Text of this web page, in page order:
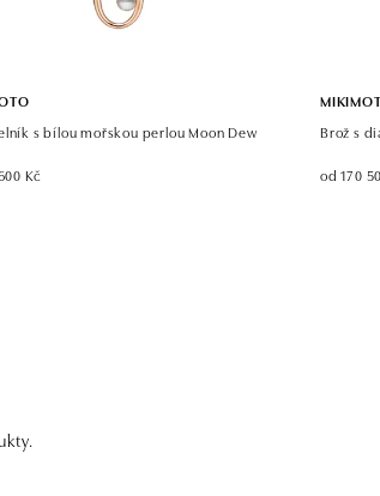
s bílou mořskou perlou Moon Dew
Kč
Brož s
od 170